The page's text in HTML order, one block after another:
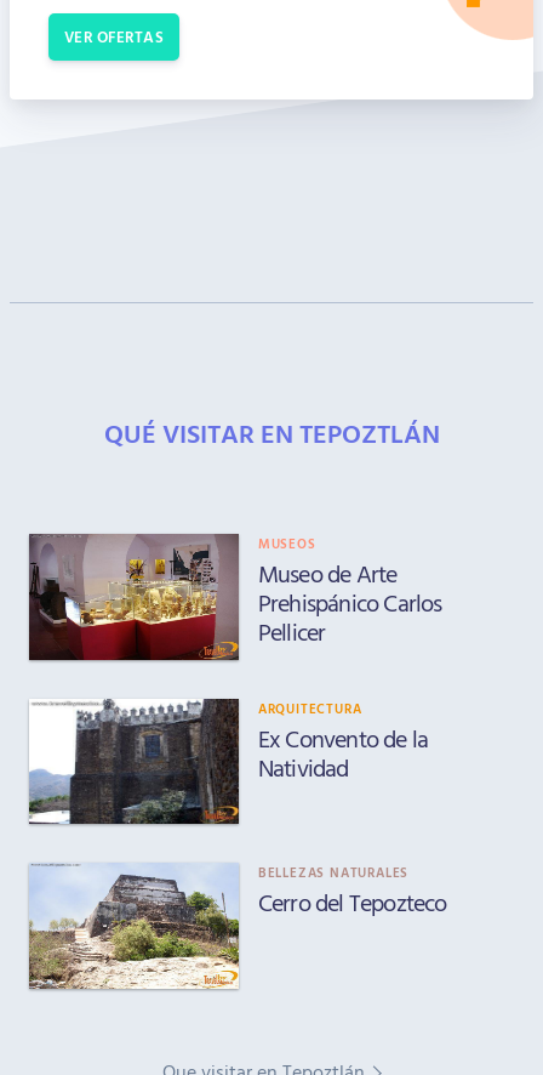
VER OFERTAS
QUÉ VISITAR EN TEPOZTLÁN
MUSEOS
Museo de Arte
Prehispánico Carlos
Pellicer
ARQUITECTURA
Ex Convento de la
Natividad
BELLEZAS NATURALES
Cerro del Tepozteco